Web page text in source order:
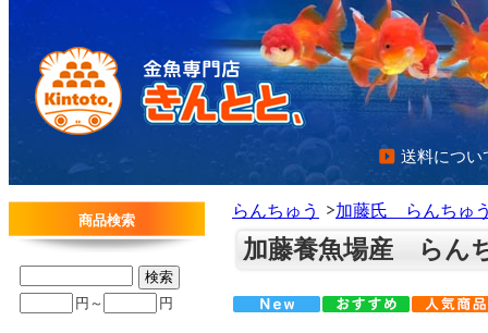
送料につい
らんちゅう 加藤氏 らんちゅ
加藤養魚場産 らん
商品検索
円～ 円